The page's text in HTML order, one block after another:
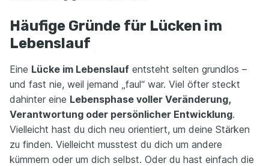
Häufige Gründe für Lücken im
Lebenslauf
Eine Lücke im Lebenslauf entsteht selten grundlos –
und fast nie, weil jemand „faul“ war. Viel öfter steckt
dahinter eine Lebensphase voller Veränderung,
Verantwortung oder persönlicher Entwicklung.
Vielleicht hast du dich neu orientiert, um deine Stärken
zu finden. Vielleicht musstest du dich um andere
kümmern oder um dich selbst. Oder du hast einfach die